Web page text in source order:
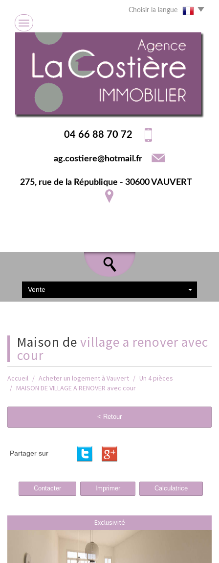
Choisir la langue
04 66 88 70 72
ag.costiere@hotmail.fr
275, rue de la République - 30600 VAUVERT
Vente
maison de village a renover avec
cour
Accueil Acheter un logement à Vauvert
Un 4 pièces
MAISON DE VILLAGE A RENOVER avec cour
< Retour
Partager sur
Contacter Imprimer Calculatrice
Exclusivité